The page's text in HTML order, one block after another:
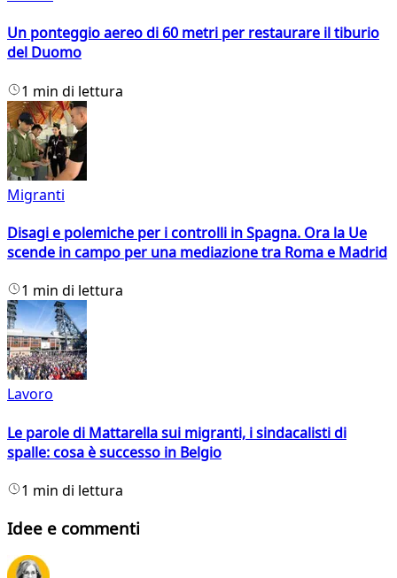
Un ponteggio aereo di 60 metri per restaurare il tiburio
del Duomo
1 min di lettura
Migranti
Disagi e polemiche per i controlli in Spagna. Ora la Ue
scende in campo per una mediazione tra Roma e Madrid
1 min di lettura
Lavoro
Le parole di Mattarella sui migranti, i sindacalisti di
spalle: cosa è successo in Belgio
1 min di lettura
Idee e commenti